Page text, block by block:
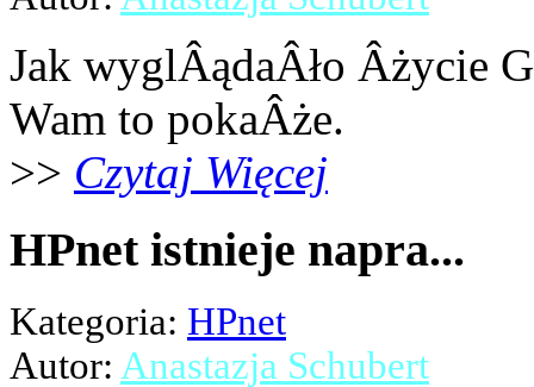
Jak wyglÂądaÂło Âżycie
Wam to pokaÂże.
>> Czytaj Więcej
HPnet istnieje napra...
Kategoria: HPnet
Autor: Anastazja Schubert